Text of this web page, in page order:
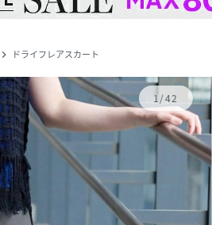
navigate_next ドライフレアスカート
1/42